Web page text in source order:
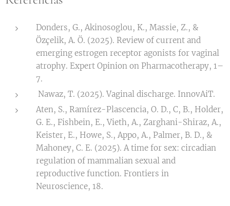
Donders, G., Akinosoglou, K., Massie, Z., &
Özçelik, A. Ö. (2025). Review of current and
emerging estrogen receptor agonists for vaginal
atrophy. Expert Opinion on Pharmacotherapy, 1–
7.
Nawaz, T. (2025). Vaginal discharge. InnovAiT.
Aten, S., Ramírez-Plascencia, O. D., C, B., Holder,
G. E., Fishbein, E., Vieth, A., Zarghani-Shiraz, A.,
Keister, E., Howe, S., Appo, A., Palmer, B. D., &
Mahoney, C. E. (2025). A time for sex: circadian
regulation of mammalian sexual and
reproductive function. Frontiers in
Neuroscience, 18.